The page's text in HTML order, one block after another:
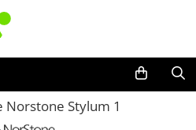
Norstone Stylum 1